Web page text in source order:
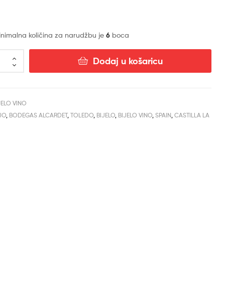
količina za narudžbu je6 boca
Dodaj u košaricu
VINO
, BODEGAS ALCARDET,TOLEDO, BIJELO, BIJELO VINO,SPAIN,CASTILLA LA